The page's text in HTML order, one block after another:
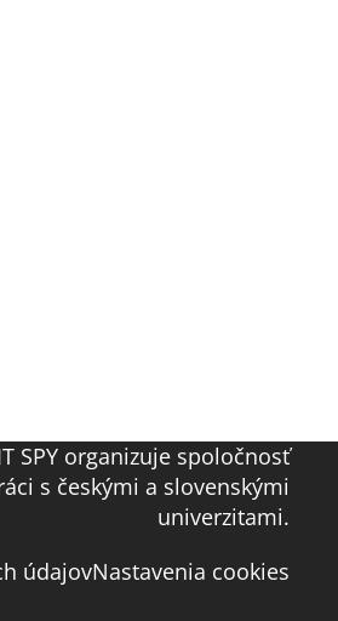
SPY organizuje spoločnosť
s českými a slovenskými
univerzitami.
údajovNastavenia cookies